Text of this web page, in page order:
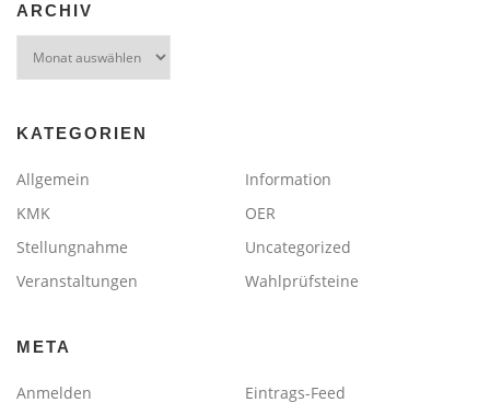
ARCHIV
KATEGORIEN
Allgemein
Information
KMK
OER
Stellungnahme
Uncategorized
Veranstaltungen
Wahlprüfsteine
META
Anmelden
Eintrags-Feed